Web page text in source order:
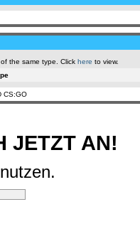
the same type. Click here to view.
CS:GO
JETZT AN!